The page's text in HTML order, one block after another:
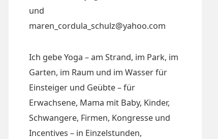
und
maren_cordula_schulz@yahoo.com
Ich gebe Yoga – am Strand, im Park, im
Garten, im Raum und im Wasser für
Einsteiger und Geübte – für
Erwachsene, Mama mit Baby, Kinder,
Schwangere, Firmen, Kongresse und
Incentives – in Einzelstunden,